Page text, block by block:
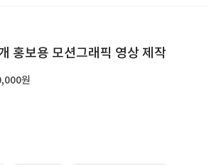
홍보용 모션그래픽 영상 제작
원